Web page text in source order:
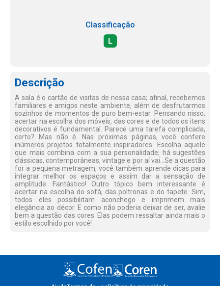
Classificação
L
Descrição
A sala é o cartão de visitas de nossa casa; afinal, recebemos
familiares e amigos neste ambiente, além de desfrutarmos
sozinhos de momentos de puro bem-estar. Pensando nisso,
acertar na escolha dos móveis, das cores e de todos os itens
decorativos é fundamental. Parece uma tarefa complicada,
certo? Mas não é. Nas próximas páginas, você confere
inúmeros projetos totalmente inspiradores. Escolha aquele
que mais combina com a sua personalidade; há sugestões
clássicas, contemporâneas, vintage e por aí vai...Se a questão
for a pequena metragem, você também aprende dicas para
integrar melhor os espaços e assim dar a sensação de
amplitude. Fantástico! Outro tópico bem interessante é
acertar na escolha do sofá, das poltronas e do tapete. Sim,
todos eles possibilitam aconchego e imprimem mais
elegância ao décor. E como não poderia deixar de ser, avalie
bem a questão das cores. Elas podem ressaltar ainda mais o
estilo escolhido por você!